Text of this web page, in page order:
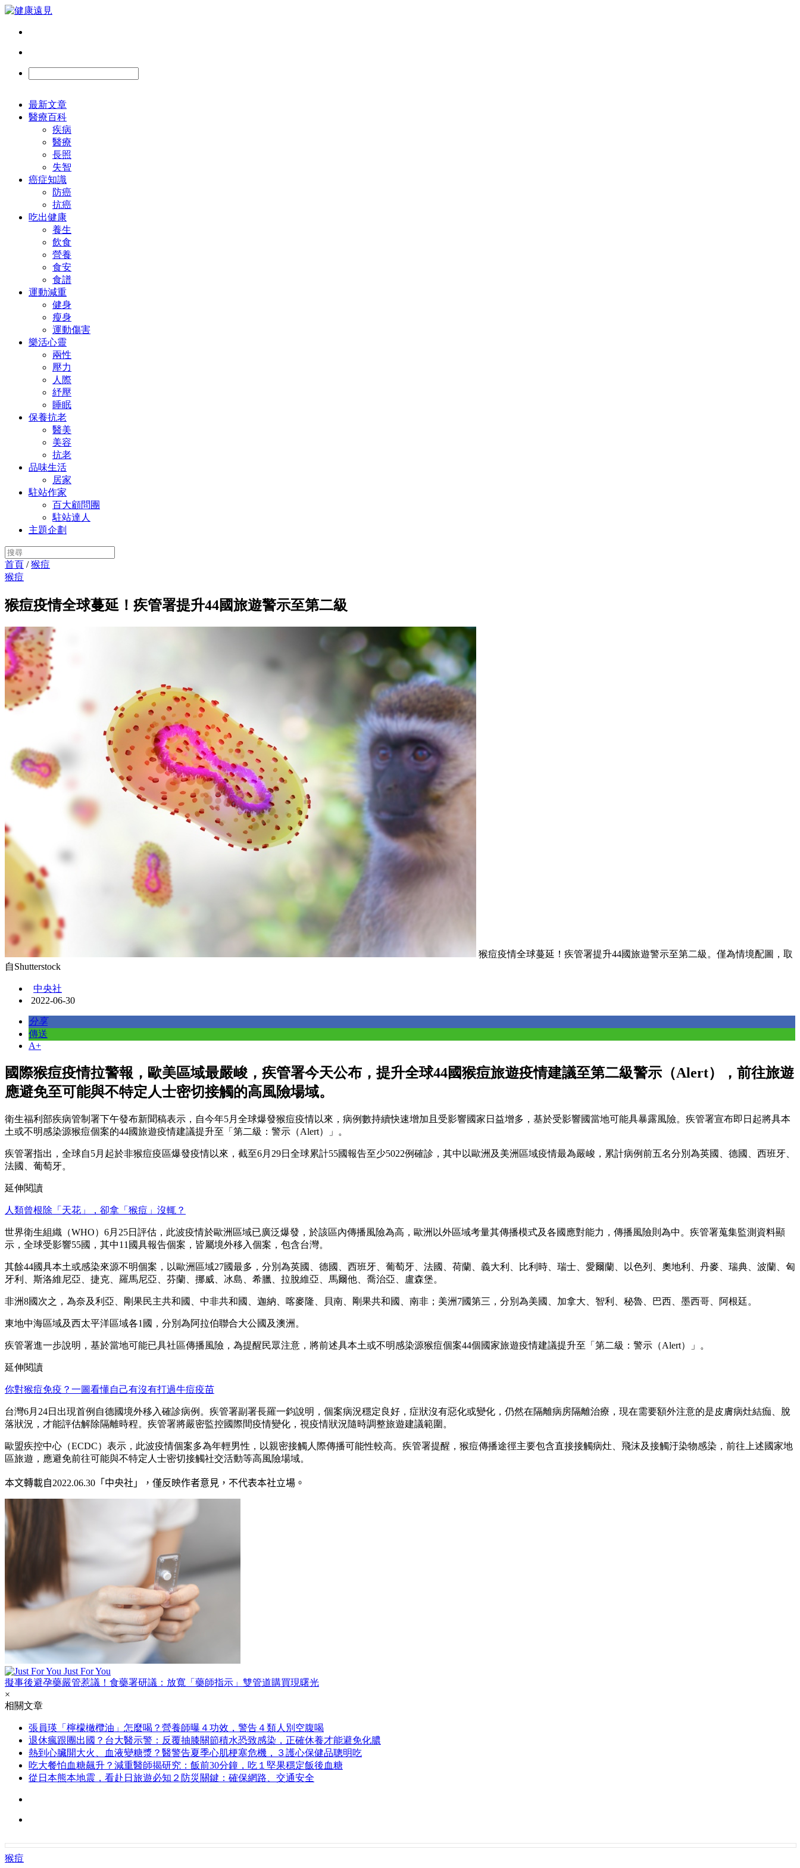
最新文章
醫療百科
疾病
醫療
長照
失智
癌症知識
防癌
抗癌
吃出健康
養生
飲食
營養
食安
食譜
運動減重
健身
瘦身
運動傷害
樂活心靈
兩性
壓力
人際
紓壓
睡眠
保養抗老
醫美
美容
抗老
品味生活
居家
駐站作家
百大顧問團
駐站達人
主題企劃
首頁 /猴痘
猴痘
猴痘疫情全球蔓延！疾管署提升44國旅遊警示至第二級
猴痘疫情全球蔓延！疾管署提升44國旅遊警示至第二級。僅為情境配圖，取
自Shutterstock
中央社
2022-06-30
分享
傳送
A+
國際猴痘疫情拉警報，歐美區域最嚴峻，疾管署今天公布，提升全球44國猴痘旅遊疫情建議至第二級警示（Alert），前往旅遊
應避免至可能與不特定人士密切接觸的高風險場域。
衛生福利部疾病管制署下午發布新聞稿表示，自今年5月全球爆發猴痘疫情以來，病例數持續快速增加且受影響國家日益增多，基於受影響國當地可能具暴露風險。疾管署宣布即日起將具本
土或不明感染源猴痘個案的44國旅遊疫情建議提升至「第二級：警示（Alert）」。
疾管署指出，全球自5月起於非猴痘疫區爆發疫情以來，截至6月29日全球累計55國報告至少5022例確診，其中以歐洲及美洲區域疫情最為嚴峻，累計病例前五名分別為英國、德國、西班牙、
法國、葡萄牙。
延伸閱讀
人類曾根除「天花」，卻拿「猴痘」沒輒？
世界衛生組織（WHO）6月25日評估，此波疫情於歐洲區域已廣泛爆發，於該區內傳播風險為高，歐洲以外區域考量其傳播模式及各國應對能力，傳播風險則為中。疾管署蒐集監測資料顯
示，全球受影響55國，其中11國具報告個案，皆屬境外移入個案，包含台灣。
其餘44國具本土或感染來源不明個案，以歐洲區域27國最多，分別為英國、德國、西班牙、葡萄牙、法國、荷蘭、義大利、比利時、瑞士、愛爾蘭、以色列、奧地利、丹麥、瑞典、波蘭、匈
牙利、斯洛維尼亞、捷克、羅馬尼亞、芬蘭、挪威、冰島、希臘、拉脫維亞、馬爾他、喬治亞、盧森堡。
非洲8國次之，為奈及利亞、剛果民主共和國、中非共和國、迦納、喀麥隆、貝南、剛果共和國、南非；美洲7國第三，分別為美國、加拿大、智利、秘魯、巴西、墨西哥、阿根廷。
東地中海區域及西太平洋區域各1國，分別為阿拉伯聯合大公國及澳洲。
疾管署進一步說明，基於當地可能已具社區傳播風險，為提醒民眾注意，將前述具本土或不明感染源猴痘個案44個國家旅遊疫情建議提升至「第二級：警示（Alert）」。
延伸閱讀
你對猴痘免疫？一圖看懂自己有沒有打過牛痘疫苗
台灣6月24日出現首例自德國境外移入確診病例。疾管署副署長羅一鈞說明，個案病況穩定良好，症狀沒有惡化或變化，仍然在隔離病房隔離治療，現在需要額外注意的是皮膚病灶結痂、脫
落狀況，才能評估解除隔離時程。疾管署將嚴密監控國際間疫情變化，視疫情狀況隨時調整旅遊建議範圍。
歐盟疾控中心（ECDC）表示，此波疫情個案多為年輕男性，以親密接觸人際傳播可能性較高。疾管署提醒，猴痘傳播途徑主要包含直接接觸病灶、飛沫及接觸汙染物感染，前往上述國家地
區旅遊，應避免前往可能與不特定人士密切接觸社交活動等高風險場域。
本文轉載自2022.06.30 「中央社」 ，僅反映作者意見，不代表本社立場。
Just For You
擬事後避孕藥嚴管惹議！食藥署研議：放寬「藥師指示」雙管道購買現曙光
×
相關文章
張員瑛「檸檬橄欖油」怎麼喝？營養師曝４功效，警告４類人別空腹喝
退休瘋跟團出國？台大醫示警：反覆抽膝關節積水恐致感染，正確休養才能避免化膿
熱到心臟開大火、血液變糖漿？醫警告夏季心肌梗塞危機，３護心保健品聰明吃
吃大餐怕血糖飆升？減重醫師揭研究：飯前30分鐘，吃１堅果穩定飯後血糖
從日本熊本地震，看赴日旅遊必知２防災關鍵：確保網路、交通安全
猴痘